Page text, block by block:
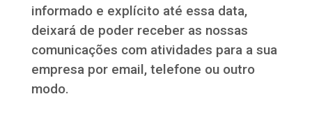
informado e explícito até essa data,
deixará de poder receber as nossas
comunicações com atividades para a sua
empresa por email, telefone ou outro
modo.